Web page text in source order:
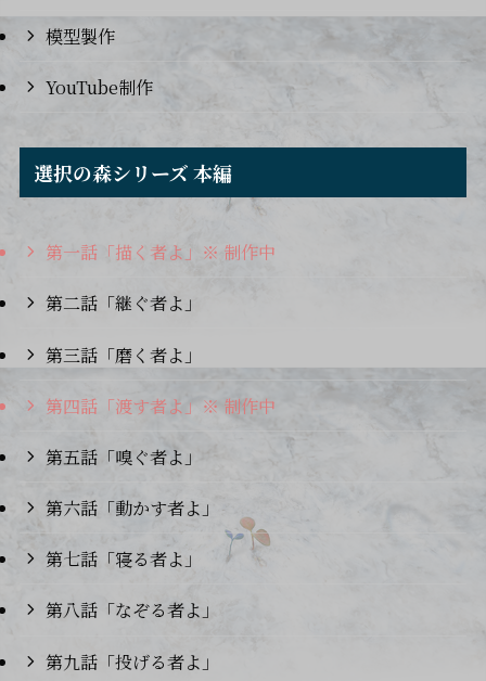
模型製作
YouTube制作
選択の森シリーズ 本編
第一話「描く者よ」※ 制作中
第二話「継ぐ者よ」
第三話「磨く者よ」
第四話「渡す者よ」※ 制作中
第五話「嗅ぐ者よ」
第六話「動かす者よ」
第七話「寝る者よ」
第八話「なぞる者よ」
第九話「投げる者よ」